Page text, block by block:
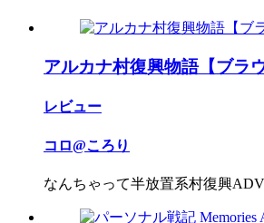
アルカナ村復興物語【ブラ
レビュー
コロ@ころり
なんちゃって半放置系村復興ADV